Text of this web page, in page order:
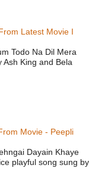
Latest Movie I
Todo Na Dil Mera
King and Bela
Movie - Peepli
Dayain Khaye
playful song sung by